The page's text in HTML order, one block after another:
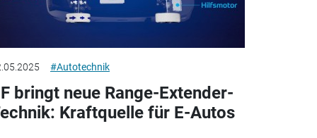
#Autotechnik
bringt neue Range-Extender-
Kraftquelle für E-Autos